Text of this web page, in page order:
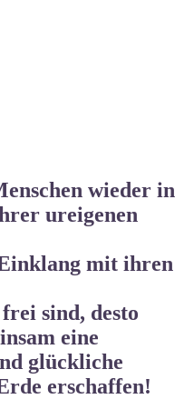
wieder in
ureigenen
mit ihren
frei sind, desto
eine
glückliche
erschaffen!